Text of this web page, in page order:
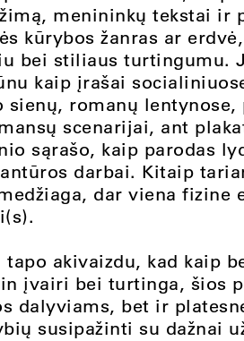
menininkų tekstai ir
kūrybos žanras ar
bei stiliaus turtingumu.
kaip įrašai
sienų, romanų
scenarijai, ant
sąrašo, kaip parodas
darbai. Kitaip
dar viena fizine
tapo akivaizdu, kad kaip
įvairi bei turtinga, šios
dalyviams, bet ir
susipažinti su dažnai